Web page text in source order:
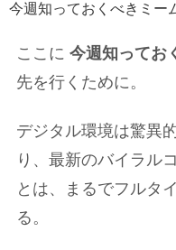
今週知っておくべきミー
ここに 今週知ってお
先を行くために。
デジタル環境は驚異
り、最新のバイラル
とは、まるでフルタ
る。